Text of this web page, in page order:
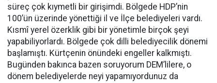
süreç çok kıymetli bir girişimdi. Bölgede HDP’nin
100’ün üzerinde yönettiği il ve İlçe belediyeleri vardı.
Kısmî yerel özerklik gibi bir yönetimle birçok şeyi
yapabiliyorlardı. Bölgede çok dilli belediyecilik dönemi
başlamıştı. Kürtçenin önündeki engeller kalkmıştı.
Bugünden bakınca bazen soruyorum DEM’lilere, o
dönem belediyelerde neyi yapamıyordunuz da